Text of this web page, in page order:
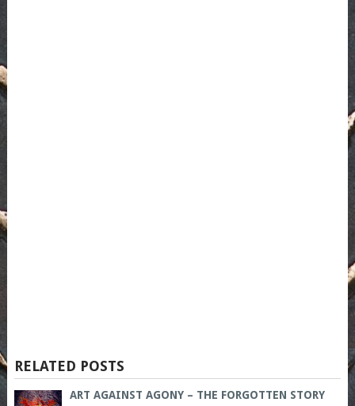
RELATED POSTS
ART AGAINST AGONY – THE FORGOTTEN STORY